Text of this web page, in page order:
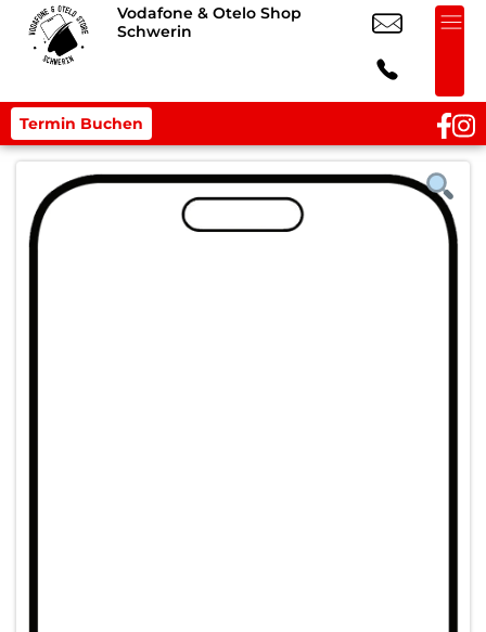
Vodafone & Otelo Shop
Schwerin
Termin Buchen